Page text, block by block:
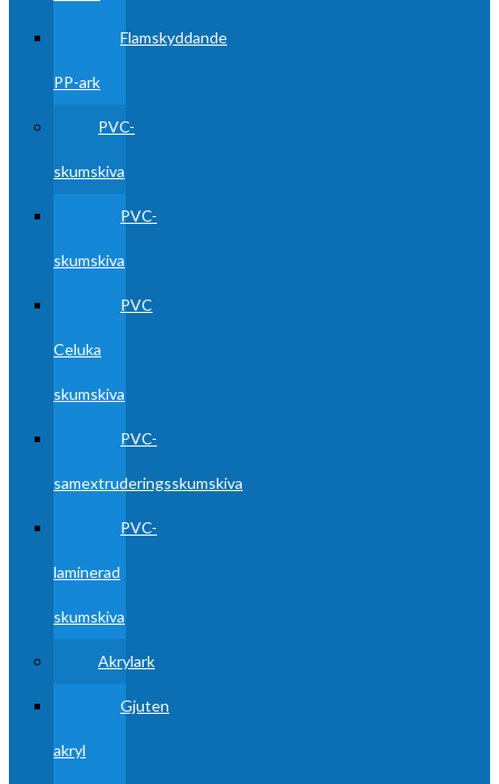
Flamskyddande
PP-ark
PVC-
skumskiva
PVC-
skumskiva
PVC
Celuka
skumskiva
PVC-
samextruderingsskumskiva
PVC-
laminerad
skumskiva
Akrylark
Gjuten
akryl